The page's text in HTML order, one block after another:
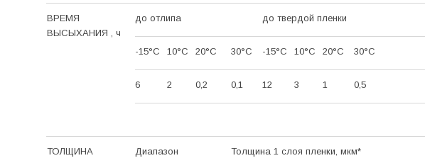
ВРЕМЯ
ВЫСЫХАНИЯ , ч
до отлипа до твердой пленки
-15°C 10°C 20°C 30°C -15°C 10°C 20°C 30°C
6 2 0,2 0,1 12 3 1 0,5
ТОЛЩИНА
Диапазон
Толщина 1 слоя пленки, мкм*